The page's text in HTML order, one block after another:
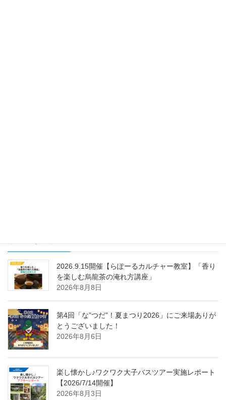
2026.9.15開催【らぽーるカルチャー教室】「香り
を楽しむ烏龍茶の淹れ方講座」
2026年8月8日
第4回「な”つだ”！夏まつり2026」にご来場ありが
とうございました！
2026年8月6日
楽し懐かし♪ワクワク大子バスツアー実施レポート
【2026/7/14開催】
2026年8月3日